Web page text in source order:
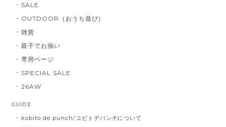
SALE
OUTDOOR（おうち遊び)
雑貨
親子でお揃い
専用ページ
SPECIAL SALE
26AW
GUIDE
kobito de punch/コビトデパンチについて